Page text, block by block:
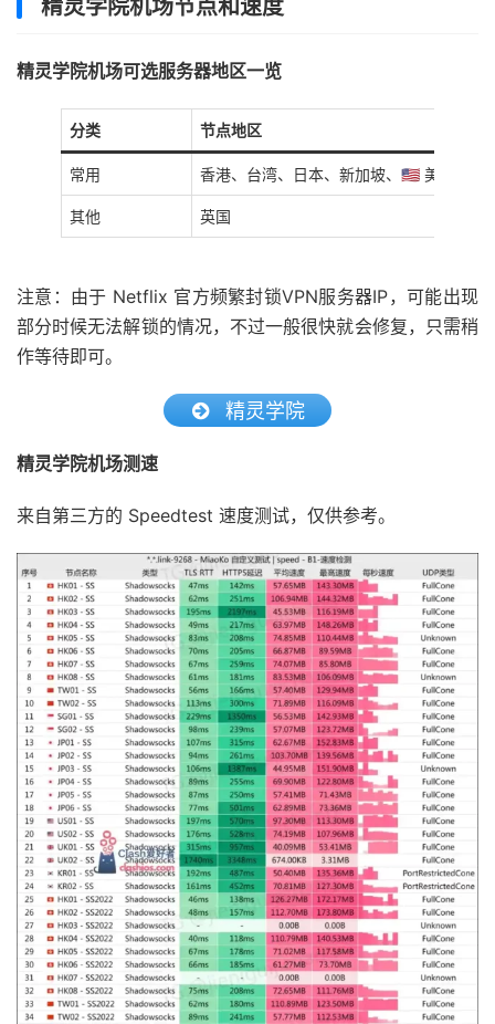
精灵学院机场节点和速度
精灵学院机场可选服务器地区一览
分类 节点地区
常用 香港、台湾、日本、新加坡、🇺🇸 美国
其他 英国
注意：由于 Netflix 官方频繁封锁VPN服务器IP，可能出现
部分时候无法解锁的情况，不过一般很快就会修复，只需稍
作等待即可。
精灵学院
精灵学院机场测速
来自第三方的 Speedtest 速度测试，仅供参考。